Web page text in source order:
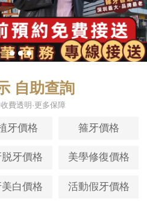
自助查詢
費透明·更多保障
牙價格 箍牙價格
牙價格 美學修復價格
白價格 活動假牙價格